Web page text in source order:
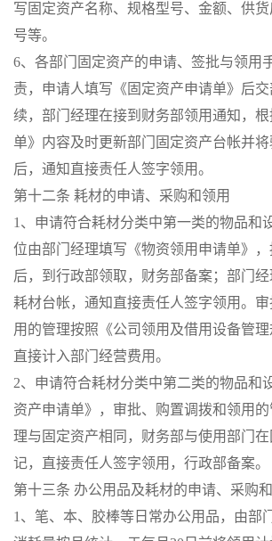
写固定资产名称、规格型号、金额、供
号等。
6、各部门固定资产的申请、签批与领用
责，申请人填写《固定资产申请单》后
续，部门经理在接到财务部领用通知，
单》内容及时更新部门固定资产台帐并
后，通知直接责任人签字领用。
第十二条 耗材的申请、采购和领用
1、申请符合耗材分类中第一类的物品和
位由部门经理填写《物资领用申请单》
后，到行政部领取，财务部备案；部门经
耗材台帐，通知直接责任人签字领用。
用的管理按照《公司领用及借用设备管理
直接计入部门经营费用。
2、申请符合耗材分类中第二类的物品和
资产申请单》，审批、购置调拨和领用
理与固定资产相同，财务部与使用部门
记，直接责任人签字领用，行政部备案。
第十三条 办公用品及耗材的申请、采购
1、笔、本、胶棒等日常办公用品，由部